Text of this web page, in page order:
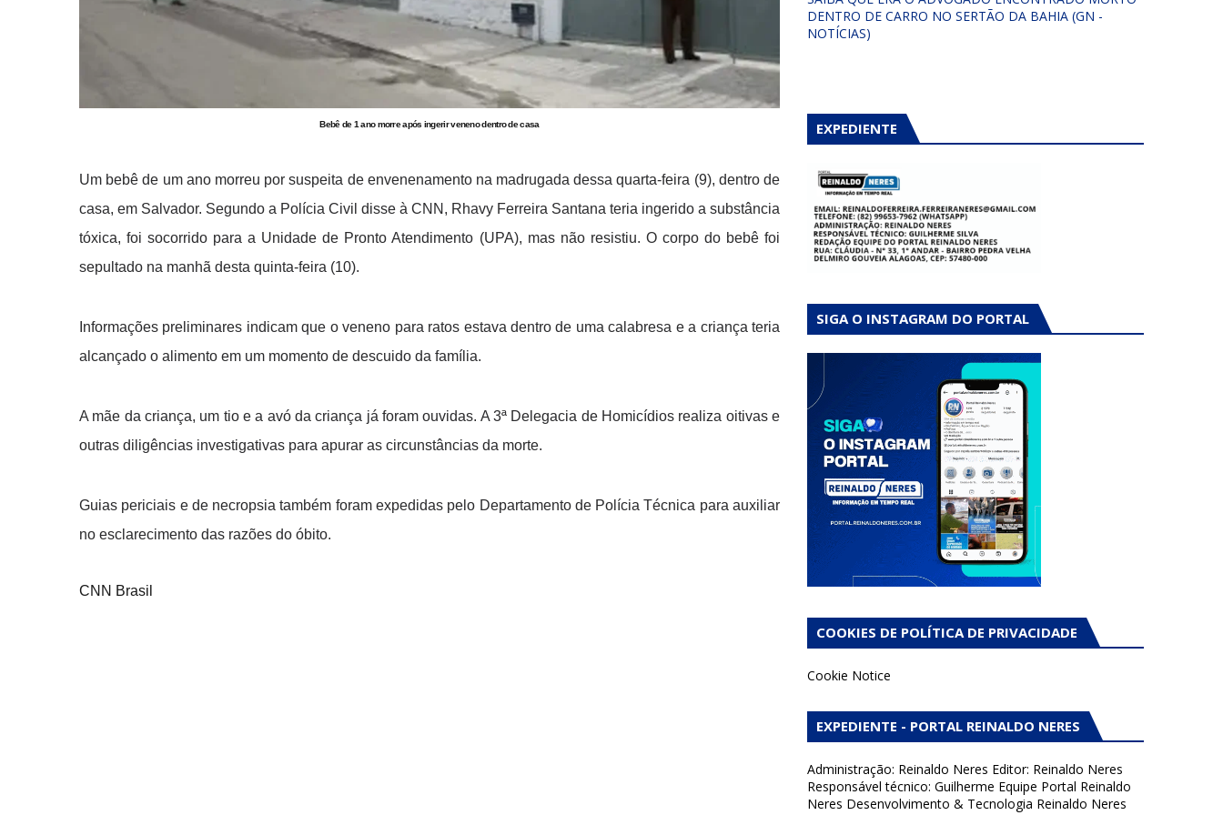
Bebê de 1 ano morre após ingerir veneno dentro de casa
Um bebê de um ano morreu por suspeita de envenenamento na madrugada dessa quarta-feira (9), dentro de
casa, em Salvador. Segundo a Polícia Civil disse à CNN, Rhavy Ferreira Santana teria ingerido a substância
tóxica, foi socorrido para a Unidade de Pronto Atendimento (UPA), mas não resistiu. O corpo do bebê foi
sepultado na manhã desta quinta-feira (10).
Informações preliminares indicam que o veneno para ratos estava dentro de uma calabresa e a criança teria
alcançado o alimento em um momento de descuido da família.
A mãe da criança, um tio e a avó da criança já foram ouvidas. A 3ª Delegacia de Homicídios realiza oitivas e
outras diligências investigativas para apurar as circunstâncias da morte.
Guias periciais e de necropsia também foram expedidas pelo Departamento de Polícia Técnica para auxiliar
no esclarecimento das razões do óbito.
CNN Brasil
DENTRO DE CARRO NO SERTÃO DA BAHIA (GN -
NOTÍCIAS)
EXPEDIENTE
SIGA O INSTAGRAM DO PORTAL
COOKIES DE POLÍTICA DE PRIVACIDADE
Cookie Notice
EXPEDIENTE - PORTAL REINALDO NERES
Administração: Reinaldo Neres Editor: Reinaldo Neres
Responsável técnico: Guilherme Equipe Portal Reinaldo
Neres Desenvolvimento & Tecnologia Reinaldo Neres